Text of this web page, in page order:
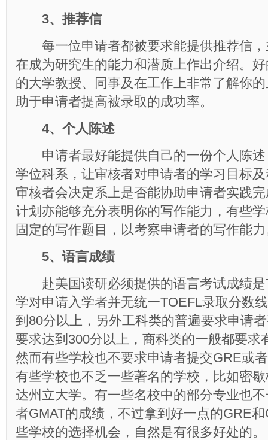
3、推荐信
每一位申请者都被要求能提供推荐信，
在成为研究生的能力和潜质上作出介绍。
的大学教授、同事及在工作上非常了解你
助于申请者提高被录取的成功率。
4、个人陈述
申请者最好能提供自己的一份个人陈述
学位科系，让审核者对申请者的学习目标
审核者会决定系上是否能协助申请者实践
计划亦能够充分表明你的写作能力，有些
固定的写作题目，以考察申请者的写作能
5、语言成绩
赴美国读研必须提供的语言考试成绩是
学对申请入学者并无统一TOEFL录取分数
到80分以上，另外工科类的普遍要求申请
要求达到300分以上，商科类的一般都要求
然而有些学校也不要求申请者提交GRE或
有些学校也不乏一些著名的学校，比如密
达州立大学。有一些名校中的部分专业也
者GMAT的成绩，不过拿到好一点的GRE
些学校的选择机会，自然是有很多好处的。